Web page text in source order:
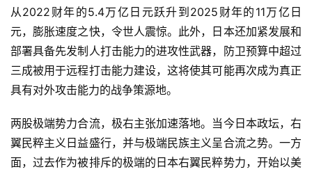
从2022财年的5.4万亿日元跃升到2025财年的11万亿日
元，膨胀速度之快，令世人震惊。此外，日本还加紧发展和
部署具备先发制人打击能力的进攻性武器，防卫预算中超过
三成被用于远程打击能力建设，这将使其可能再次成为真正
具有对外攻击能力的战争策源地。
两股极端势力合流，极右主张加速落地。当今日本政坛，右
翼民粹主义日益盛行，并与极端民族主义呈合流之势。一方
面，过去作为被排斥的极端的日本右翼民粹势力，开始以美